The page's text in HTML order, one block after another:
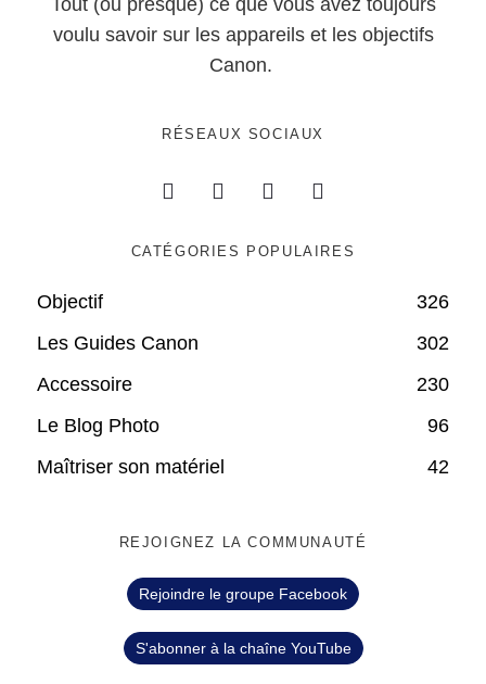
voulu savoir sur les appareils et les objectifs
Canon.
RÉSEAUX SOCIAUX
CATÉGORIES POPULAIRES
Objectif
326
Les Guides Canon
302
Accessoire
230
Le Blog Photo
96
Maîtriser son matériel
42
REJOIGNEZ LA COMMUNAUTÉ
Rejoindre le groupe Facebook
S'abonner à la chaîne YouTube